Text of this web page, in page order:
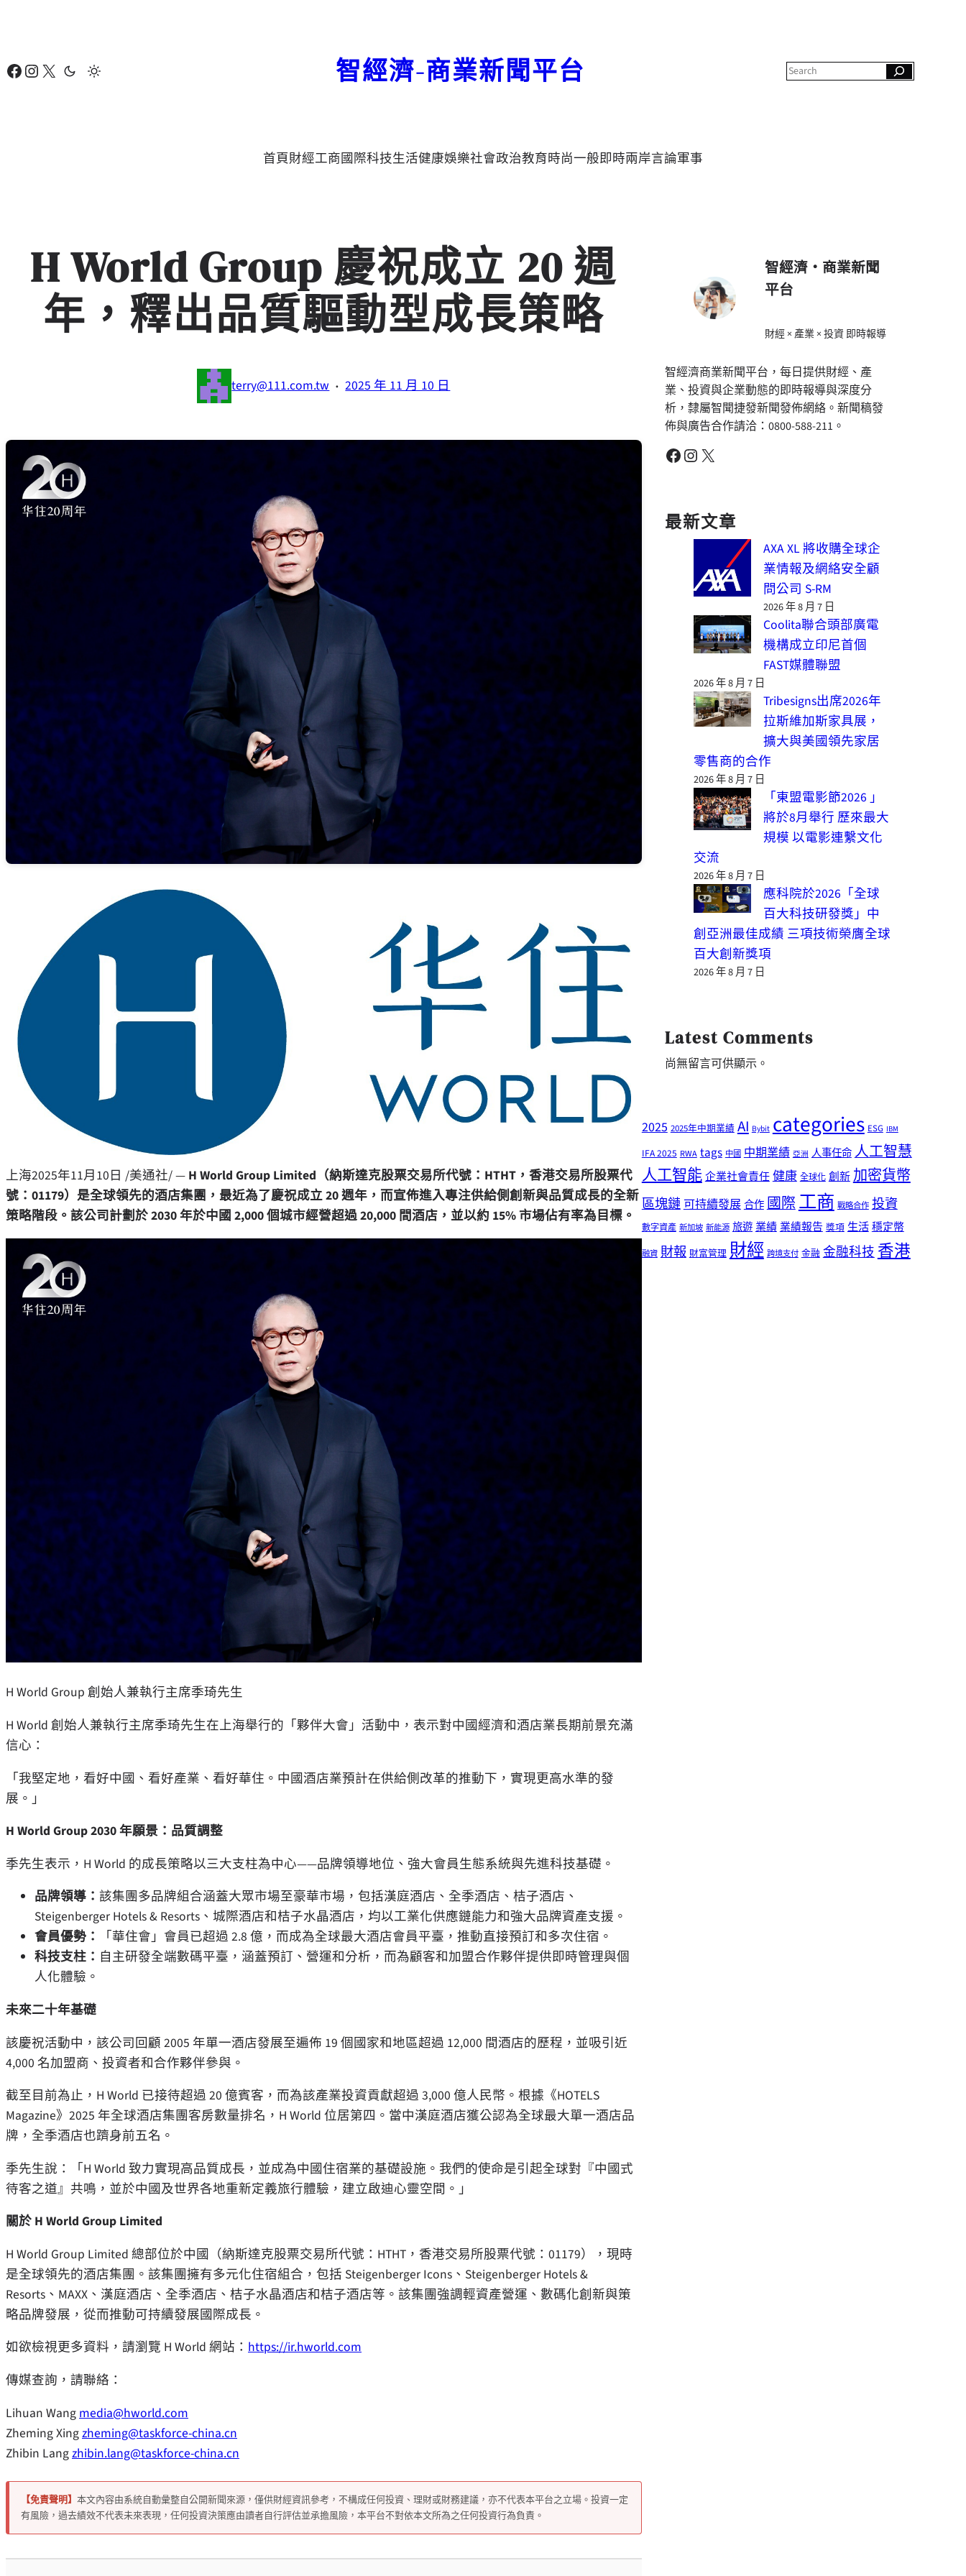
要
Facebook Instagram X 智經濟-商業新聞平台
c
首頁財經工商國際科技生活健康娛樂社會政治教育時尚一般即時兩岸言論軍事
H World Group 慶祝成立 20 週
年，釋出品質驅動型成長策略
terry@111.com.tw · 2025 年 11 月 10 日
上海2025年11月10日 /美通社/ — H World Group Limited（納斯達克股票交易所代號：HTHT，香港交易所股票代
號：01179）是全球領先的酒店集團，最近為了慶祝成立 20 週年，而宣佈進入專注供給側創新與品質成長的全新
策略階段。該公司計劃於 2030 年於中國 2,000 個城市經營超過 20,000 間酒店，並以約 15% 市場佔有率為目標。
H World Group 創始人兼執行主席季琦先生
H World 創始人兼執行主席季琦先生在上海舉行的「夥伴大會」活動中，表示對中國經濟和酒店業長期前景充滿
信心：
「我堅定地，看好中國、看好產業、看好華住。中國酒店業預計在供給側改革的推動下，實現更高水準的發
展。」
H World Group 2030 年願景：品質調整
季先生表示，H World 的成長策略以三大支柱為中心——品牌領導地位、強大會員生態系統與先進科技基礎。
品牌領導： 該集團多品牌組合涵蓋大眾市場至豪華市場，包括漢庭酒店、全季酒店、桔子酒店、
Steigenberger Hotels & Resorts、城際酒店和桔子水晶酒店，均以工業化供應鏈能力和強大品牌資產支援。
會員優勢：
「華住會」會員已超過 2.8 億，而成為全球最大酒店會員平臺，推動直接預訂和多次住宿。
科技支柱： 自主研發全端數碼平臺，涵蓋預訂、營運和分析，而為顧客和加盟合作夥伴提供即時管理與個
人化體驗。
未來二十年基礎
該慶祝活動中，該公司回顧 2005 年單一酒店發展至遍佈 19 個國家和地區超過 12,000 間酒店的歷程，並吸引近
4,000 名加盟商、投資者和合作夥伴參與。
截至目前為止，H World 已接待超過 20 億賓客，而為該產業投資貢獻超過 3,000 億人民幣。根據《HOTELS
Magazine》2025 年全球酒店集團客房數量排名，H World 位居第四。當中漢庭酒店獲公認為全球最大單一酒店品
牌，全季酒店也躋身前五名。
季先生說：「H World 致力實現高品質成長，並成為中國住宿業的基礎設施。我們的使命是引起全球對『中國式
待客之道』共鳴，並於中國及世界各地重新定義旅行體驗，建立啟迪心靈空間。」
關於 H World Group Limited
H World Group Limited 總部位於中國（納斯達克股票交易所代號：HTHT，香港交易所股票代號：01179），現時
是全球領先的酒店集團。該集團擁有多元化住宿組合，包括 Steigenberger Icons、Steigenberger Hotels &
Resorts、MAXX、漢庭酒店、全季酒店、桔子水晶酒店和桔子酒店等。該集團強調輕資產營運、數碼化創新與策
略品牌發展，從而推動可持續發展國際成長。
如欲檢視更多資料，請瀏覽 H World 網站： https://ir.hworld.com
傳媒查詢，請聯絡：
Lihuan Wang media@hworld.com
Zheming Xingzheming@taskforce-china.cn
Zhibin Langzhibin.lang@taskforce-china.cn
【免責聲明】 本文內容由系統自動彙整自公開新聞來源，僅供財經資訊參考，不構成任何投資、理財或財務建議，亦不代表本平台之立場。投資一定
有風險，過去績效不代表未來表現，任何投資決策應由讀者自行評估並承擔風險，本平台不對依本文所為之任何投資行為負責。
智經濟・商業新聞
平台
財經 × 產業 × 投資 即時報導
智經濟商業新聞平台，每日提供財經、產
業、投資與企業動態的即時報導與深度分
析，隸屬智聞捷發新聞發佈網絡。新聞稿發
佈與廣告合作請洽：0800-588-211。
Facebook Instagram X
最新文章
AXA XL 將收購全球企
業情報及網絡安全顧
問公司 S-RM
2026 年 8 月 7 日
Coolita聯合頭部廣電
機構成立印尼首個
FAST媒體聯盟
2026 年 8 月 7 日
Tribesigns出席2026年
拉斯維加斯家具展，
擴大與美國領先家居
零售商的合作
2026 年 8 月 7 日
「東盟電影節2026 」
將於8月舉行 歷來最大
規模 以電影連繫文化
交流
2026 年 8 月 7 日
應科院於2026「全球
百大科技研發獎」中
創亞洲最佳成績 三項技術榮膺全球
百大創新獎項
2026 年 8 月 7 日
Latest Comments
尚無留言可供顯示。
2025 2025年中期業績 AI Bybit categories ESG IBM
IFA 2025 RWA tags 中國 中期業績 亞洲 人事任命人工智慧
人工智能企業社會責任健康 全球化 創新 加密貨幣
區塊鏈可持續發展合作國際工商 戰略合作 投資
數字資產 新加坡 新能源 旅遊業績業績報告 獎項 生活穩定幣
融資 財報 財富管理 財經 跨境支付 金融 金融科技香港